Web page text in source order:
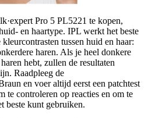
Pro 5 PL5221 te kopen,
en haartype. IPL werkt het beste
tussen huid en haar:
haren. Als je heel donkere
hebt, zullen de resultaten
Raadpleeg de
en voer altijd eerst een patchtest
te controleren op reacties en om te
beste kunt gebruiken.